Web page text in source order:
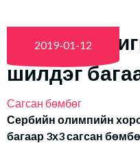
Сербийн
шилдэг
Сагсан бөмбөг
2019-01-12
Сербийн олимпийн
багаар 3х3 сагсан